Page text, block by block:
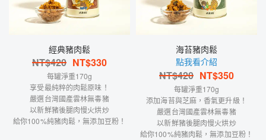
經典豬肉鬆
NT$420 NT$330
每罐淨重170g
享受最純粹的肉鬆原味！
嚴選台灣國產雲林無毒豬
以新鮮豬後腿肉慢火烘炒
給你100%純豬肉鬆，無添加豆粉！
海苔豬肉鬆
點我看介紹
NT$420 NT$350
每罐淨重170g
添加海苔與芝麻，香氣更升級！
嚴選台灣國產雲林無毒豬
以新鮮豬後腿肉慢火烘炒
給你100%純豬肉鬆，無添加豆粉！